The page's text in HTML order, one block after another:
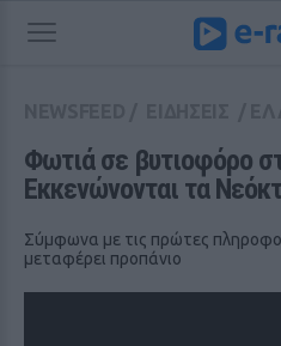
Φωτιά σε βυτιοφόρο
Εκκενώνονται τα
Σύμφωνα με τις πρώτες
μεταφέρει προπάνιο